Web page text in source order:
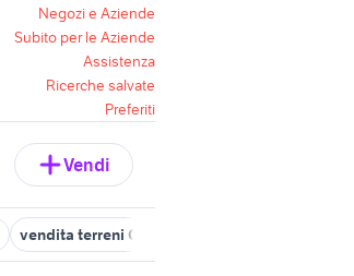
Negozi e Aziende
Subito per le Aziende
Assistenza
Ricerche salvate
Preferiti
Vendi
vendita terreni Cavaso del Tomba